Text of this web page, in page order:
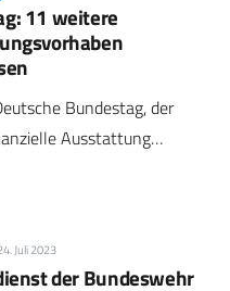
11 weitere
Bundestag, der
Ausstattung…
Juli 2023
der Bundeswehr